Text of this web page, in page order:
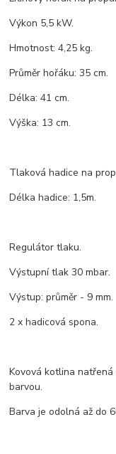
Výkon 5,5 kW.
Hmotnost: 4,25 kg.
Průměr hořáku: 35 cm.
Délka: 41 cm.
Výška: 13 cm.
Tlaková hadice na
Délka hadice: 1,5m.
Regulátor tlaku.
Výstupní tlak 30 mbar.
Výstup: průměr - 9 mm.
2 x hadicová spona.
Kovová kotlina
barvou.
Barva je odolná až do